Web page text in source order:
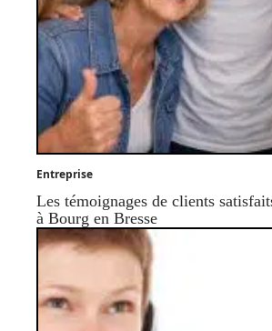
Entreprise
Les témoignages de clients
à Bourg en Bresse